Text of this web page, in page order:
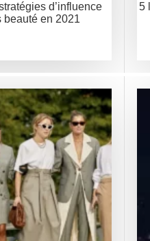
d’influence
beauté en 2021
5